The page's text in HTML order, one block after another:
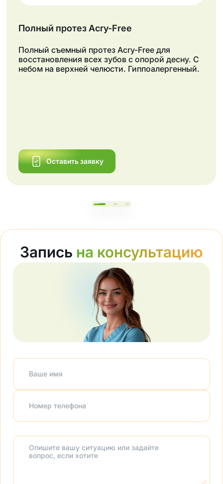
Полный протез Acry-Free
Полный съемный протез Acry-Free для
восстановления всех зубов с опорой десну. С
небом на верхней челюсти. Гиппоалергенный.
Оставить заявку
Запись на консультацию
Ваше имя
Номер телефона
Опишите вашу ситуацию или задайте
вопрос, если хотите